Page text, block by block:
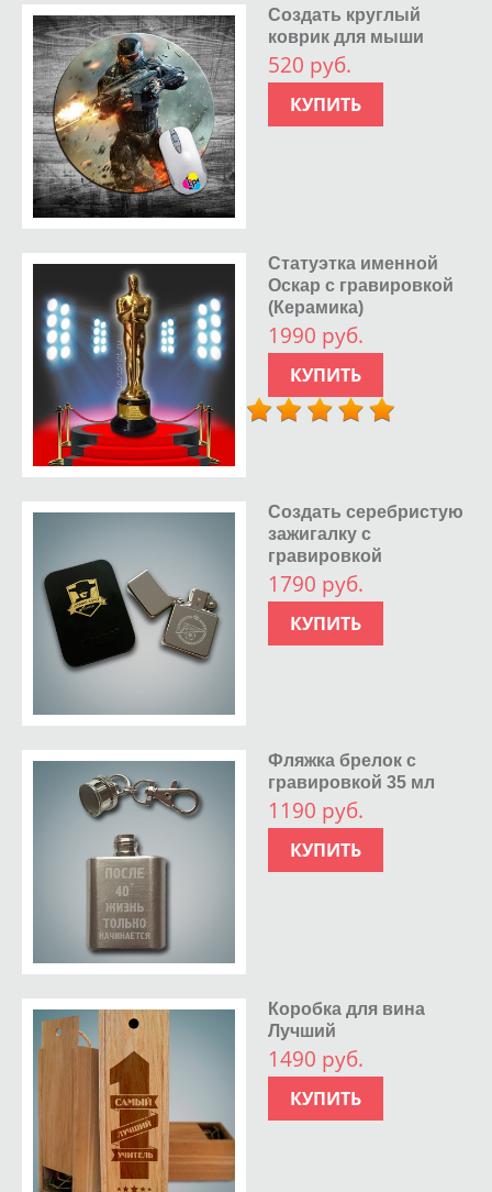
Создать круглый
коврик для мыши
520 руб.
КУПИТЬ
Статуэтка именной
Оскар с гравировкой
(Керамика)
1990 руб.
КУПИТЬ
Создать серебристую
зажигалку с
гравировкой
1790 руб.
КУПИТЬ
Фляжка брелок с
гравировкой 35 мл
1190 руб.
КУПИТЬ
Коробка для вина
Лучший
1490 руб.
КУПИТЬ